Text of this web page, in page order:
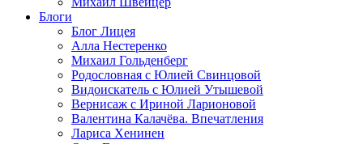
Блоги
Блог Лицея
Алла Нестеренко
Михаил Гольденберг
Родословная с Юлией Свинцовой
Видоискатель с Юлией Утышевой
Вернисаж с Ириной Ларионовой
Валентина Калачёва. Впечатления
Лариса Хенинен